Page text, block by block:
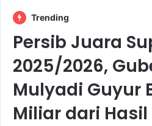
Trending
Persib Juara
2025/2026,
Mulyadi Guyur
Miliar dari Hasil